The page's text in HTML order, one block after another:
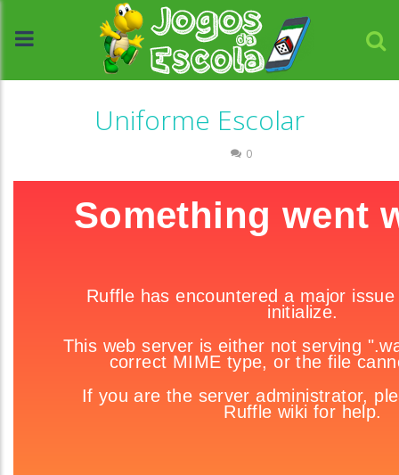
Uniforme Escolar
0